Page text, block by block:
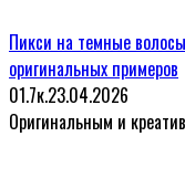
Пикси на темные
оригинальных примеров
01.7к.23.04.2026
Оригинальным и